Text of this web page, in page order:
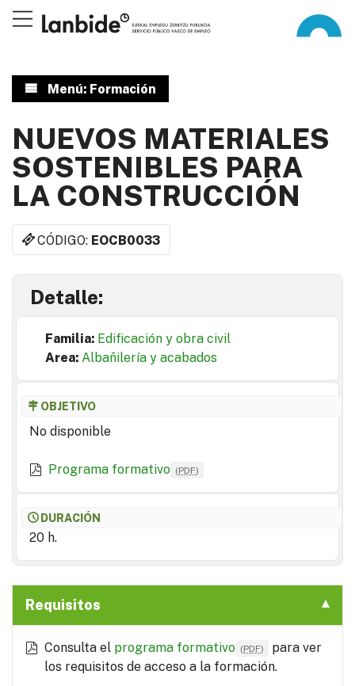
Menú: Formación
NUEVOS MATERIALES
SOSTENIBLES PARA
LA CONSTRUCCIÓN
CÓDIGO: EOCB0033
Detalle:
Familia: Edificación y obra civil
Area: Albañilería y acabados
OBJETIVO
No disponible
Programa formativo (PDF)
DURACIÓN
20 h.
Requisitos
Consulta el programa formativo (PDF)
para ver
los requisitos de acceso a la formación.